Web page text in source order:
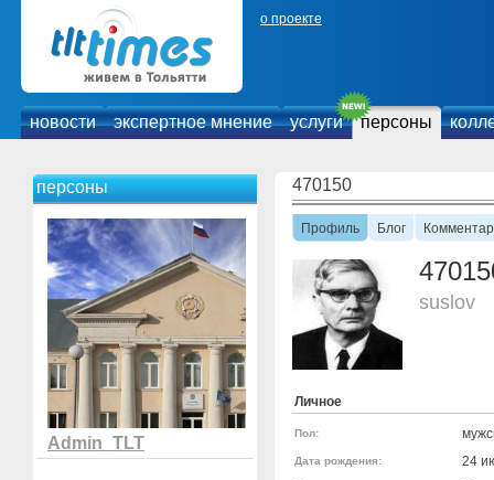
о проекте
новости экспертное мнение услуги персоны
персоны
Admin_TLT
470150
Профиль Блог
suslov
Личное
Пол:
Дата рождения: 24